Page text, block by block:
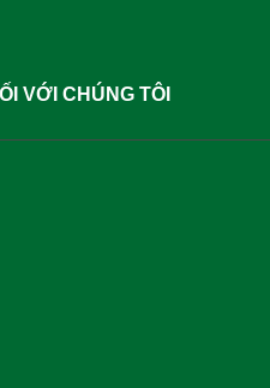
VỚI CHÚNG TÔI